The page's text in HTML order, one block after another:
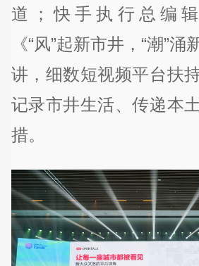
道；快手执行总编
《“风”起新市井，“潮”
讲，细数短视频平台扶
记录市井生活、传递本
措。